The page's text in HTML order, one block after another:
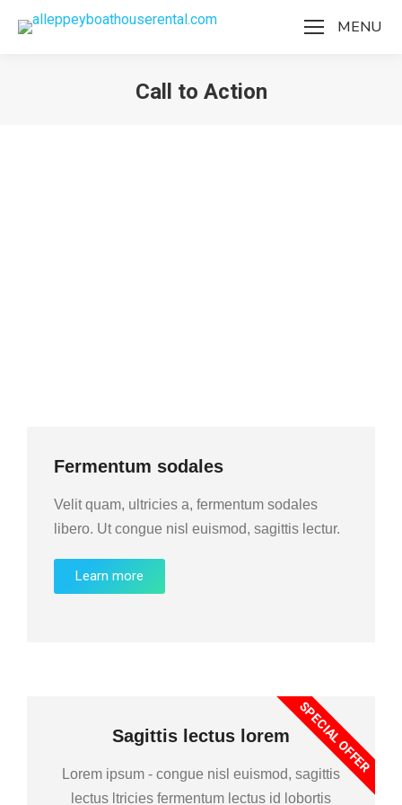
MENU
Call to Action
Fermentum sodales
Velit quam, ultricies a, fermentum sodales
libero. Ut congue nisl euismod, sagittis lectur.
Learn more
Sagittis lectus lorem
Lorem ipsum - congue nisl euismod, sagittis
lectus ltricies fermentum lectus id lobortis
SPECIAL OFFER